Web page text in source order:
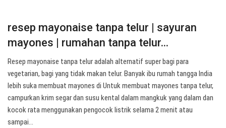
resep mayonaise tanpa telur | sayuran
mayones | rumahan tanpa telur…
Resep mayonaise tanpa telur adalah alternatif super bagi para
vegetarian, bagi yang tidak makan telur. Banyak ibu rumah tangga India
lebih suka membuat mayones di Untuk membuat mayones tanpa telur,
campurkan krim segar dan susu kental dalam mangkuk yang dalam dan
kocok rata menggunakan pengocok listrik selama 2 menit atau
sampai…